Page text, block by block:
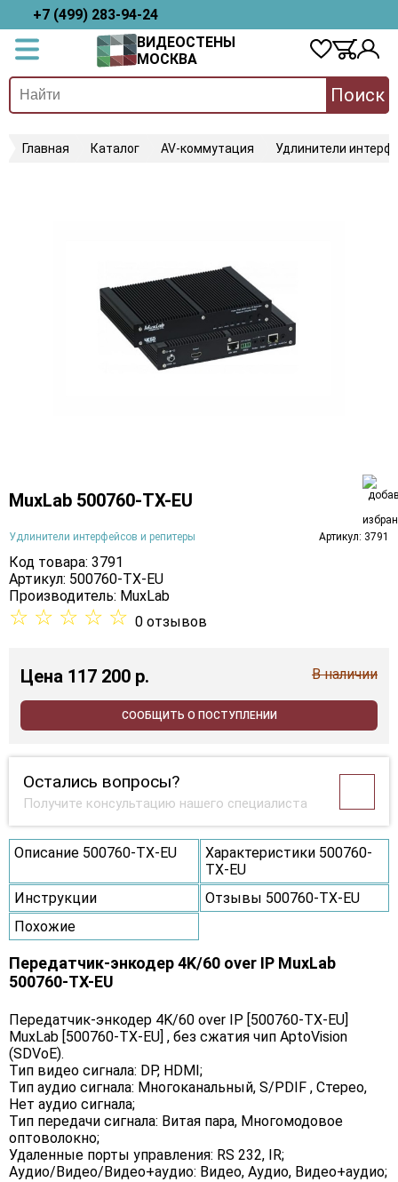
+7 (499) 283-94-24
ВИДЕОСТЕНЫ
МОСКВА
Поиск
Главная Каталог AV-коммутация Удлинители
MuxLab 500760-TX-EU
Удлинители интерфейсов и репитеры Артикул: 3791
Код товара: 3791
Артикул: 500760-TX-EU
Производитель: MuxLab
☆ ☆ ☆ ☆ ☆ 0 отзывов
Цена 117 200 p. В наличии
СООБЩИТЬ О ПОСТУПЛЕНИИ
Остались вопросы?
Получите консультацию нашего специалиста
Описание 500760-TX-EU
Характеристики 500760-
TX-EU
Инструкции
Отзывы 500760-TX-EU
Похожие
Передатчик-энкодер 4K/60 over IP MuxLab
500760-TX-EU
Передатчик-энкодер 4K/60 over IP [500760-TX-EU]
MuxLab [500760-TX-EU] , без сжатия чип AptoVision
(SDVoE).
Тип видео сигнала: DP, HDMI;
Тип аудио сигнала: Многоканальный, S/PDIF , Стерео,
Нет аудио сигнала;
Тип передачи сигнала: Витая пара, Многомодовое
оптоволокно;
Удаленные порты управления: RS 232, IR;
Аудио/Видео/Видео+аудио: Видео, Аудио, Видео+аудио;